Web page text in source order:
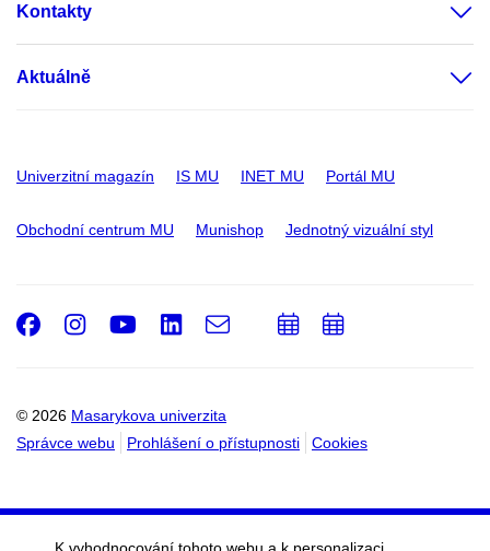
Kontakty
Aktuálně
Univerzitní magazín IS MU INET MU Portál MU
Obchodní centrum MU Munishop Jednotný vizuální styl
© 2026 Masarykova univerzita
Správce webu
Prohlášení o přístupnosti Cookies
Facebook
Instagram
Youtube
LinkedIn
e-
PřidatPřidat